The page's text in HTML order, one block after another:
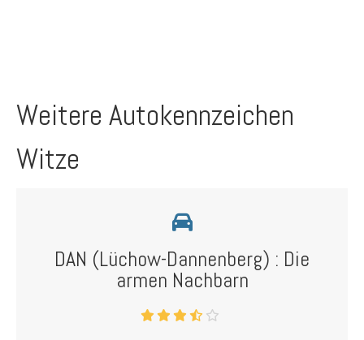
Weitere Autokennzeichen
Witze
DAN (Lüchow-Dannenberg) : Die
armen Nachbarn